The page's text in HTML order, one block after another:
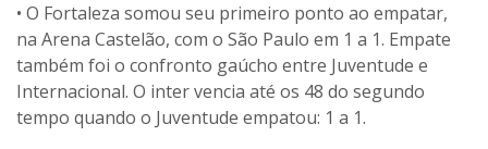
• O Fortaleza somou seu primeiro ponto ao empatar,
na Arena Castelão, com o São Paulo em 1 a 1. Empate
também foi o confronto gaúcho entre Juventude e
Internacional. O inter vencia até os 48 do segundo
tempo quando o Juventude empatou: 1 a 1.